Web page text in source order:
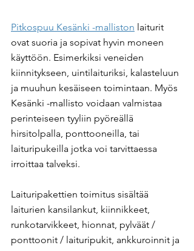
Pitkospuu Kesänki -malliston laiturit
ovat suoria ja sopivat hyvin moneen
käyttöön. Esimerkiksi veneiden
kiinnitykseen, uintilaituriksi, kalasteluun
ja muuhun kesäiseen toimintaan. Myös
Kesänki -mallisto voidaan valmistaa
perinteiseen tyyliin pyöreällä
hirsitolpalla, ponttooneilla, tai
laituripukeilla jotka voi tarvittaessa
irroittaa talveksi.
Laituripakettien toimitus sisältää
laiturien kansilankut, kiinnikkeet,
runkotarvikkeet, hionnat, pylväät /
ponttoonit / laituripukit, ankkuroinnit ja